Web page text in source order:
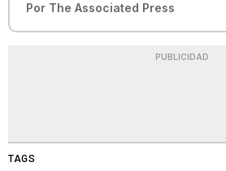
Por The Associated Press
PUBLICIDAD
TAGS